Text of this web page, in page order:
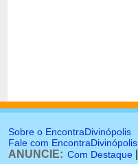
Sobre o EncontraDivinópolis
Fale com EncontraDivinópolis
ANUNCIE: Com Destaque